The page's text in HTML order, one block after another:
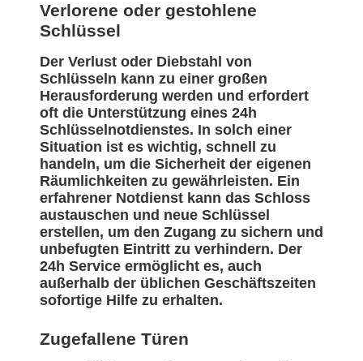
Verlorene oder gestohlene
Schlüssel
Der Verlust oder Diebstahl von
Schlüsseln kann zu einer großen
Herausforderung werden und erfordert
oft die Unterstützung eines 24h
Schlüsselnotdienstes. In solch einer
Situation ist es wichtig, schnell zu
handeln, um die Sicherheit der eigenen
Räumlichkeiten zu gewährleisten. Ein
erfahrener Notdienst kann das Schloss
austauschen und neue Schlüssel
erstellen, um den Zugang zu sichern und
unbefugten Eintritt zu verhindern. Der
24h Service ermöglicht es, auch
außerhalb der üblichen Geschäftszeiten
sofortige Hilfe zu erhalten.
Zugefallene Türen